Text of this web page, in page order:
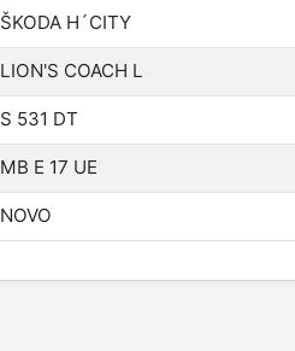
ŠKODA H´CITY
LION'S COACH L
S 531 DT
MB E 17 UE
NOVO